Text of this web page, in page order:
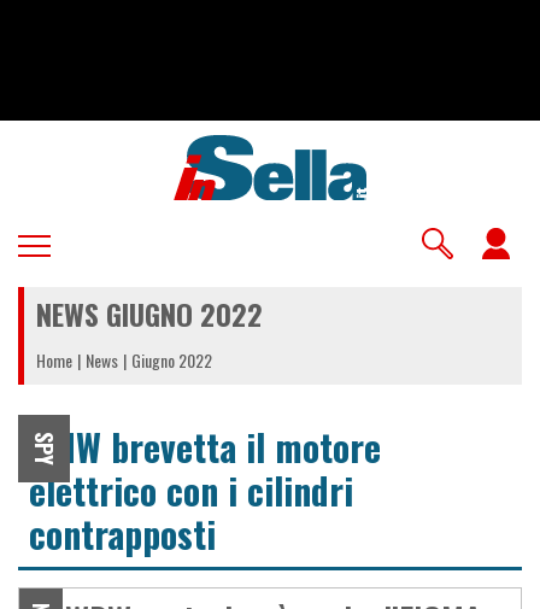
NEWS GIUGNO 2022
Home News Giugno 2022
SPY
BMW brevetta il motore
elettrico con i cilindri
contrapposti